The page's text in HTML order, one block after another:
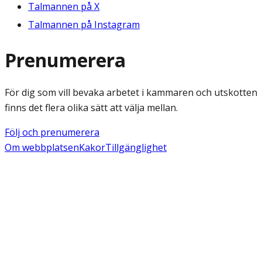
Talmannen på X
Talmannen på Instagram
Prenumerera
För dig som vill bevaka arbetet i kammaren och utskotten
finns det flera olika sätt att välja mellan.
Följ och prenumerera
Om webbplatsenKakorTillgänglighet